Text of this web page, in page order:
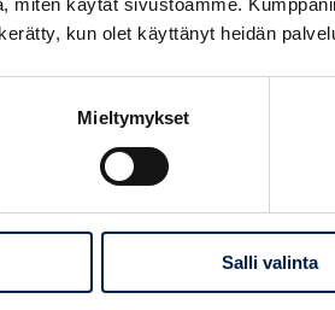
miten käytät sivustoamme.
kun olet käyttänyt heidän
Mieltymykset
Salli valinta
kahviloissa ja ravintoloissa.
alueen yrittäjille.